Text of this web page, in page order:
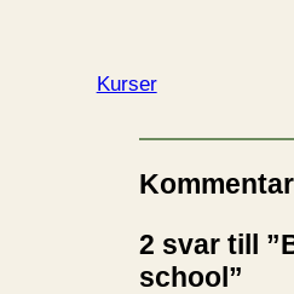
Kurser
2 svar till
school”